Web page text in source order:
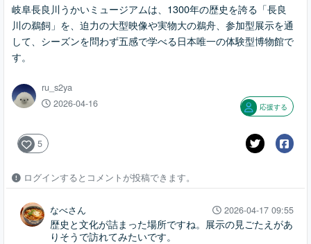
岐阜長良川うかいミュージアムは、1300年の歴史を誇る「長良
川の鵜飼」を、迫力の大型映像や実物大の鵜舟、参加型展示を通
して、シーズンを問わず五感で学べる日本唯一の体験型博物館で
す。
ru_s2ya
2026-04-16 応援する
5
ログインするとコメントが投稿できます。
なべさん 2026-04-17 09:55
歴史と文化が詰まった場所ですね。展示の見ごたえがあ
りそうで訪れてみたいです。